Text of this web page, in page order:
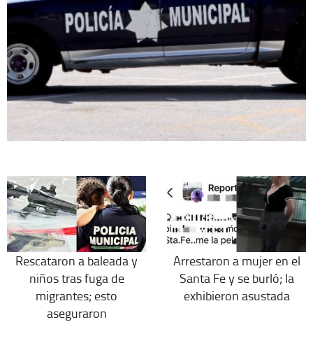
Rescataron a baleada y
niños tras fuga de
migrantes; esto
aseguraron
Arrestaron a mujer en el
Santa Fe y se burló; la
exhibieron asustada